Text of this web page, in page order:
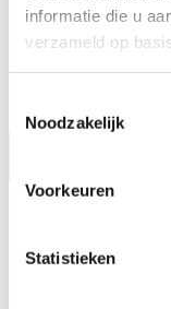
informatie die u
verzameld op
Noodzakelijk
Voorkeuren
Statistieken
Artikelnummer